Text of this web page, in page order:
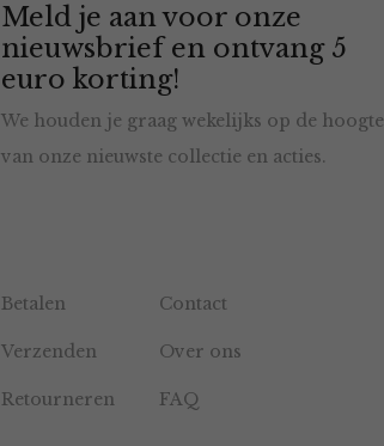
Meld je aan voor onze
nieuwsbrief en ontvang 5
euro korting!
We houden je graag wekelijks op de hoogte
van onze nieuwste collectie en acties.
Betalen Contact
Verzenden Over ons
Retourneren FAQ